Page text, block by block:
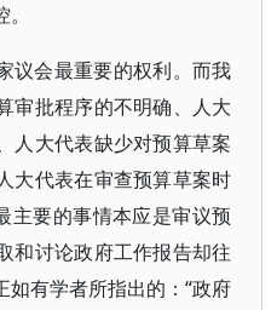
议会最重要的权利。而我
审批程序的不明确、人大
人大代表缺少对预算草案
大代表在审查预算草案时
主要的事情本应是审议预
和讨论政府工作报告却往
有学者所指出的：“政府